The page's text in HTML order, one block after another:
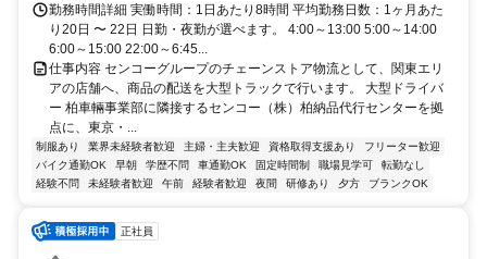
勤務時間詳細 実働時間：1日あたり8時間 平均勤務日数：1ヶ月あた
り20日 〜 22日 日勤・夜勤が選べます。 4:00～13:00 5:00～14:00
6:00～15:00 22:00～6:45...
仕事内容 センコーグループのチェーンストア物流として、関東エリ
アの店舗へ、商品の配送を大型トラックで行います。 大型ドライバ
ー 柏車輛事業部に隣接するセンコー（株）柏納品代行センターを拠
点に、東京・...
制服あり 業界未経験者歓迎 主婦・主夫歓迎 資格取得支援あり
フリーター歓迎
バイク通勤OK
早朝 学歴不問 車通勤OK 固定時間制 職場見学可
転勤なし
経験不問
未経験者歓迎 午前 経験者歓迎 夜間 研修あり 夕方 ブランクOK
正社員